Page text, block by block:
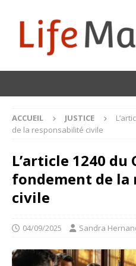
ACCUEIL JUSTICE
de la responsabilité civile
L’article 1240 du
fondement de la
civile
04/09/2025 Sandra